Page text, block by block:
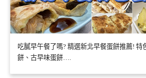
吃膩早午餐了嗎? 精選新北早餐蛋餅推薦! 特
餅、古早味蛋餅….